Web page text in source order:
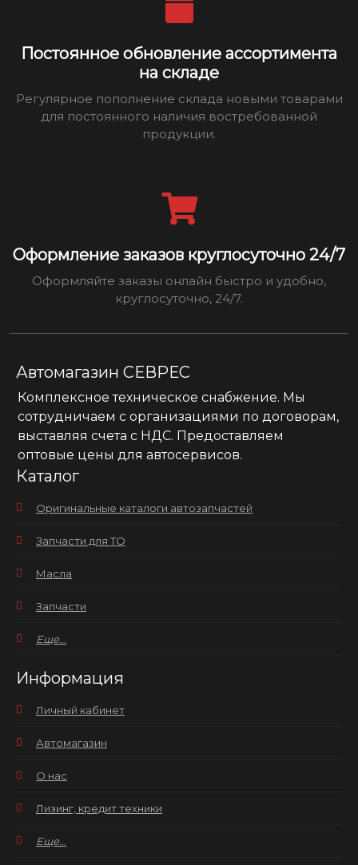
Постоянное обновление ассортимента
на складе
Регулярное пополнение склада новыми товарами
для постоянного наличия востребованной
продукции.
Оформление заказов круглосуточно 24/7
Оформляйте заказы онлайн быстро и удобно,
круглосуточно, 24/7.
Автомагазин СЕВРЕС
Комплексное техническое снабжение. Мы
сотрудничаем с организациями по договорам,
выставляя счета с НДС. Предоставляем
оптовые цены для автосервисов.
Каталог
Оригинальные каталоги автозапчастей
Запчасти для ТО
Масла
Запчасти
Еще...
Информация
Личный кабинет
Автомагазин
О нас
Лизинг, кредит техники
Еще...